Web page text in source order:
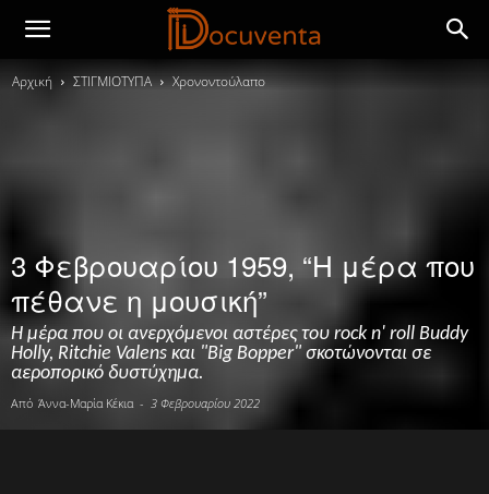
Αρχική ΣΤΙΓΜΙΟΤΥΠΑ Χρονοντούλαπο
3 Φεβρουαρίου 1959, “Η μέρα που
πέθανε η μουσική”
Η μέρα που οι ανερχόμενοι αστέρες του rock n' roll Buddy
Holly, Ritchie Valens και "Big Bopper" σκοτώνονται σε
αεροπορικό δυστύχημα.
Από Άννα-Μαρία Κέκια - 3 Φεβρουαρίου 2022